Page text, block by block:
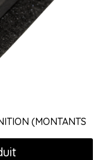
(MONTANTS